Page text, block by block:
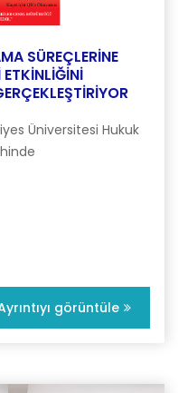
SÜREÇLERİNE
Üniversitesi Hukuk
görüntüle